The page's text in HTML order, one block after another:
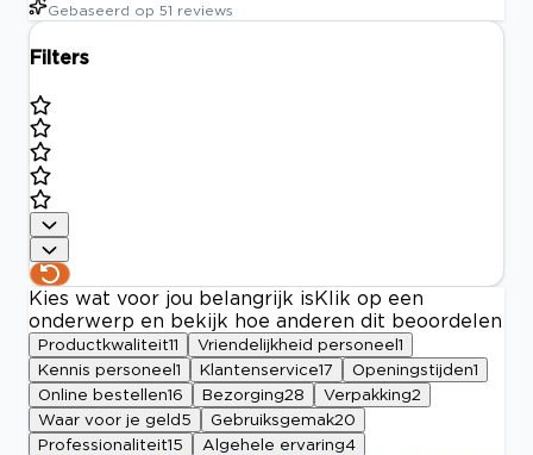
Gebaseerd op 51 reviews
Filters
Kies wat voor jou belangrijk is Klik op een
onderwerp en bekijk hoe anderen dit beoordelen
Productkwaliteit11 Vriendelijkheid personeel 1
Kennis personeel 1 Klantenservice17 Openingstijden1
Online bestellen16 Bezorging28 Verpakking2
Waar voor je geld 5 Gebruiksgemak20
Professionaliteit15 Algehele ervaring4